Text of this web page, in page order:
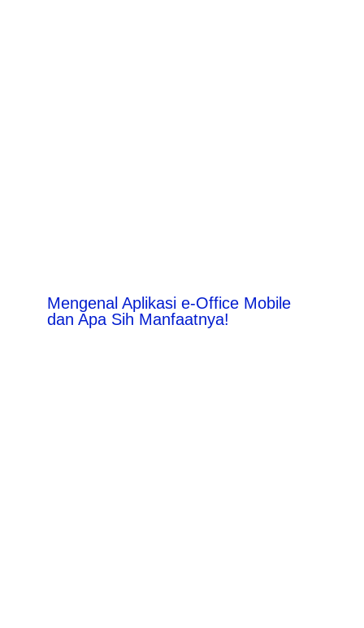
Mengenal Aplikasi e-Office Mobile
dan Apa Sih Manfaatnya!